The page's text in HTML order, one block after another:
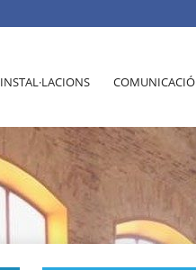
INSTAL·LACIONS COMUNICACIÓ